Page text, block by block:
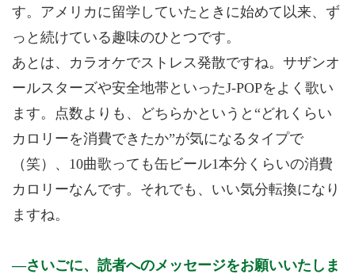
す。アメリカに留学していたときに始めて以来、ず
っと続けている趣味のひとつです。
あとは、カラオケでストレス発散ですね。サザンオ
ールスターズや安全地帯といったJ-POPをよく歌い
ます。点数よりも、どちらかというと“どれくらい
カロリーを消費できたか”が気になるタイプで
（笑）、10曲歌っても缶ビール1本分くらいの消費
カロリーなんです。それでも、いい気分転換になり
ますね。
さいごに、読者へのメッセージをお願いいたしま